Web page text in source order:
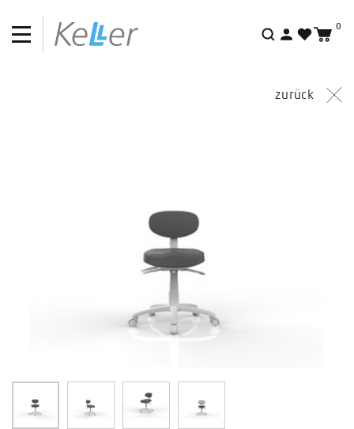
Suche
0
zurück
0 1 2 3